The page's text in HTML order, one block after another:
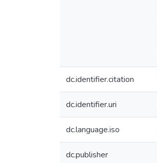
dc.identifier.citation
dc.identifier.uri
dc.language.iso
dc.publisher